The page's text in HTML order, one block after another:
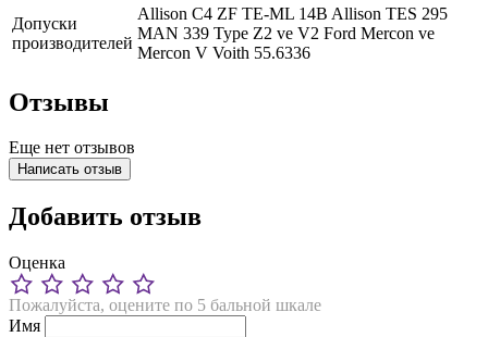
Допуски
производителей
Allison C4 ZF TE-ML 14B Allison TES 295
MAN 339 Type Z2 ve V2 Ford Mercon ve
Mercon V Voith 55.6336
Отзывы
Еще нет отзывов
Написать отзыв
Добавить отзыв
Оценка
Пожалуйста, оцените по 5 бальной шкале
Имя